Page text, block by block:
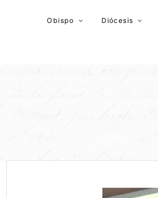
Obispo Diócesis